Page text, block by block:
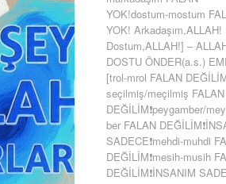
YOK!dostum-mostum
YOK! Arkadaşım,ALLAH!
Dostum,ALLAH!] –
DOSTU ÖNDER(a.s.)
[trol-mrol FALAN
seçilmiş/meçilmiş FALAN
DEĞİLİM❗peygamber/
ber FALAN
SADECE❗mehdi-muhdi
DEĞİLİM❗mesih-musih
DEĞİLİM❗İNSANIM